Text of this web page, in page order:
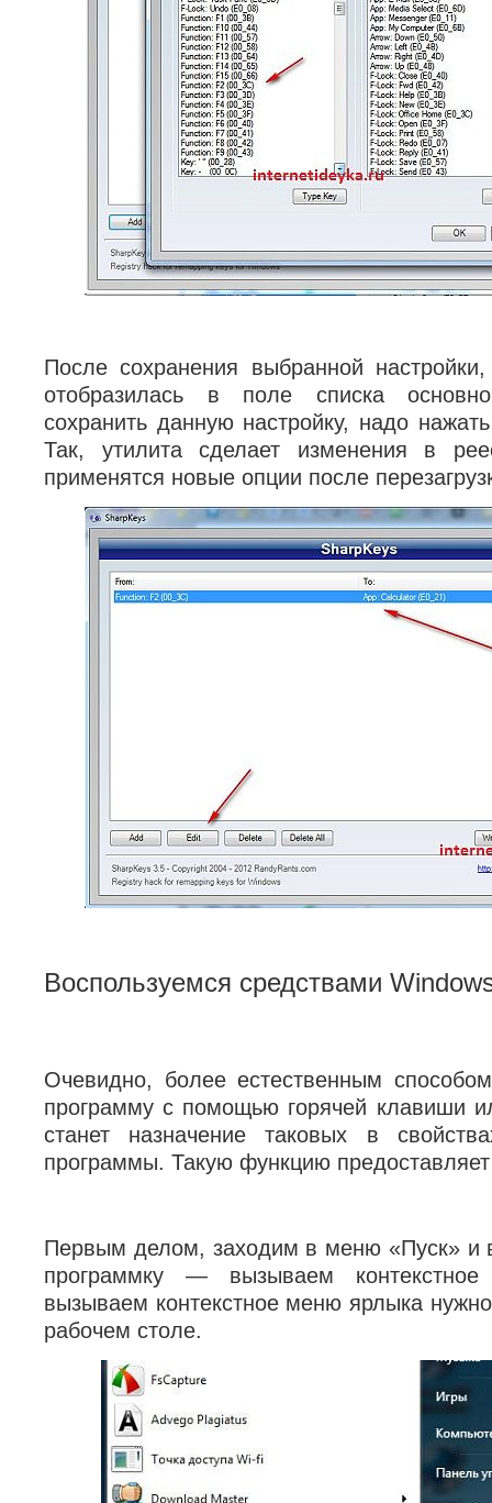
После сохранения выбранной
отобразилась в поле списка
сохранить данную настройку, надо
Так, утилита сделает изменения в
применятся новые опции после
Воспользуемся средствами
Очевидно, более естественным
программу с помощью горячей клавиши
станет назначение таковых в
программы. Такую функцию
Первым делом, заходим в меню «Пуск» и
программку — вызываем
вызываем контекстное меню ярлыка
рабочем столе.